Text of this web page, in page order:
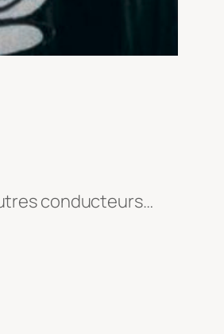
conducteurs…